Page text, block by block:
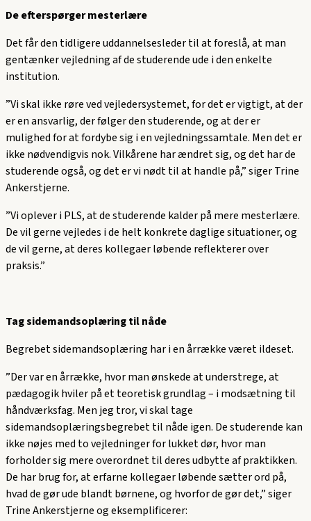
De efterspørger mesterlære
Det får den tidligere uddannelsesleder til at foreslå, at man
gentænker vejledning af de studerende ude i den enkelte
institution.
”Vi skal ikke røre ved vejledersystemet, for det er vigtigt, at der
er en ansvarlig, der følger den studerende, og at der er
mulighed for at fordybe sig i en vejledningssamtale. Men det er
ikke nødvendigvis nok. Vilkårene har ændret sig, og det har de
studerende også, og det er vi nødt til at handle på,” siger Trine
Ankerstjerne.
”Vi oplever i PLS, at de studerende kalder på mere mesterlære.
De vil gerne vejledes i de helt konkrete daglige situationer, og
de vil gerne, at deres kollegaer løbende reflekterer over
praksis.”
Tag sidemandsoplæring til nåde
Begrebet sidemandsoplæring har i en årrække været ildeset.
”Der var en årrække, hvor man ønskede at understrege, at
pædagogik hviler på et teoretisk grundlag – i modsætning til
håndværksfag. Men jeg tror, vi skal tage
sidemandsoplæringsbegrebet til nåde igen. De studerende kan
ikke nøjes med to vejledninger for lukket dør, hvor man
forholder sig mere overordnet til deres udbytte af praktikken.
De har brug for, at erfarne kollegaer løbende sætter ord på,
hvad de gør ude blandt børnene, og hvorfor de gør det,” siger
Trine Ankerstjerne og eksemplificerer: